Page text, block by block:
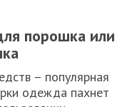
порошка или
– популярная
одежда пахнет